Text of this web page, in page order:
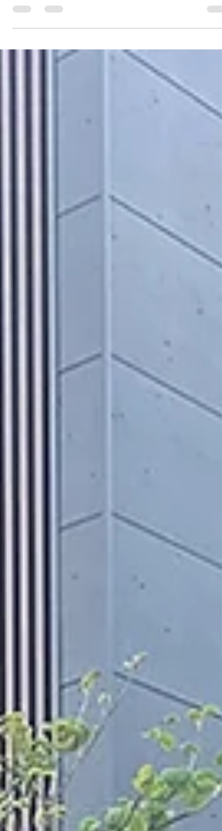
去年の夏ごろ、思わぬご縁をいただき東京都大田
区の田園調布でお仕事をさせていただく機会をい
な住宅が並ぶエリアにあたり、この現場において
も大変美しい建物が建っており、この建物に相応